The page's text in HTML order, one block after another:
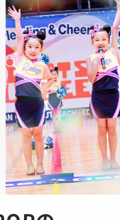
public_html/staging-